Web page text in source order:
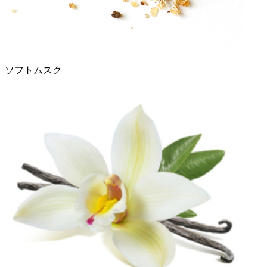
ソフトムスク